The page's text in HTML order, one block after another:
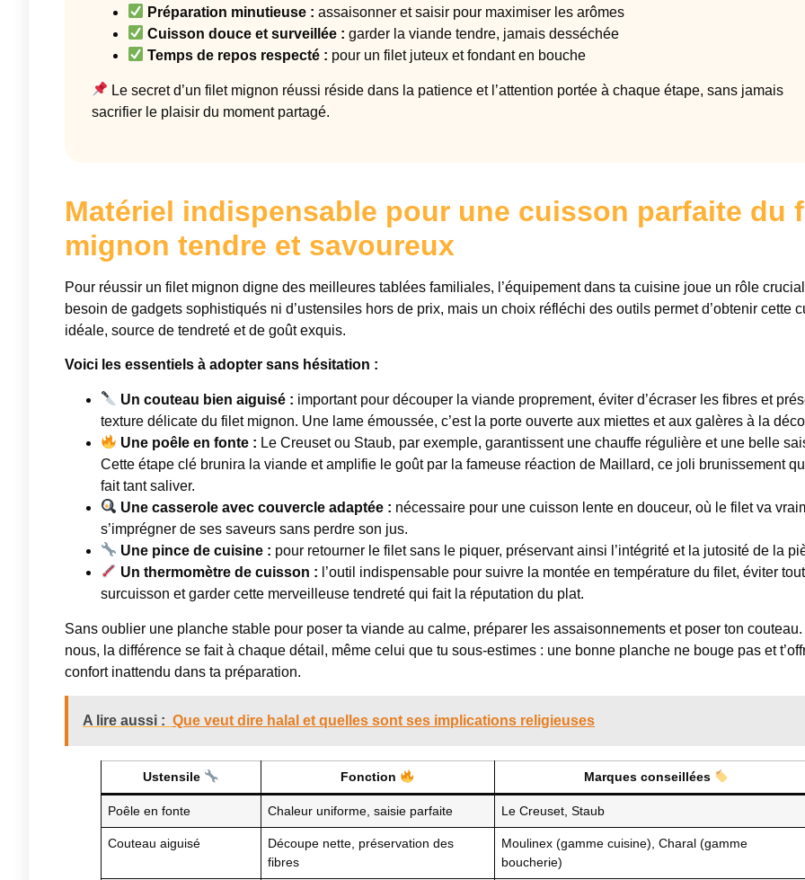
Préparation minutieuse : assaisonner et saisir pour maximiser les arômes
Cuisson douce et surveillée : garder la viande tendre, jamais desséchée
Temps de repos respecté : pour un filet juteux et fondant en bouche
Le secret d’un filet mignon réussi réside dans la patience et l’attention portée à chaque étape, sans jamais
sacrifier le plaisir du moment partagé.
Matériel indispensable pour une cuisson parfaite du
mignon tendre et savoureux
Pour réussir un filet mignon digne des meilleures tablées familiales, l’équipement dans ta cuisine joue un rôle
besoin de gadgets sophistiqués ni d’ustensiles hors de prix, mais un choix réfléchi des outils permet d’obtenir cette
idéale, source de tendreté et de goût exquis.
Voici les essentiels à adopter sans hésitation :
Un couteau bien aiguisé : important pour découper la viande proprement, éviter d’écraser les fibres et
texture délicate du filet mignon. Une lame émoussée, c’est la porte ouverte aux miettes et aux galères à la
Une poêle en fonte : Le Creuset ou Staub, par exemple, garantissent une chauffe régulière et une belle
Cette étape clé brunira la viande et amplifie le goût par la fameuse réaction de Maillard, ce joli brunissement
fait tant saliver.
Une casserole avec couvercle adaptée : nécessaire pour une cuisson lente en douceur, où le filet va
s’imprégner de ses saveurs sans perdre son jus.
Une pince de cuisine : pour retourner le filet sans le piquer, préservant ainsi l’intégrité et la jutosité de la
Un thermomètre de cuisson : l’outil indispensable pour suivre la montée en température du filet, éviter
surcuisson et garder cette merveilleuse tendreté qui fait la réputation du plat.
Sans oublier une planche stable pour poser ta viande au calme, préparer les assaisonnements et poser ton
nous, la différence se fait à chaque détail, même celui que tu sous-estimes : une bonne planche ne bouge pas et
confort inattendu dans ta préparation.
A lire aussi : Que veut dire halal et quelles sont ses implications religieuses
Ustensile Fonction Marques conseillées
Poêle en fonte Chaleur uniforme, saisie parfaite Le Creuset, Staub
Couteau aiguisé
Découpe nette, préservation des
fibres
Moulinex (gamme cuisine), Charal (gamme
boucherie)